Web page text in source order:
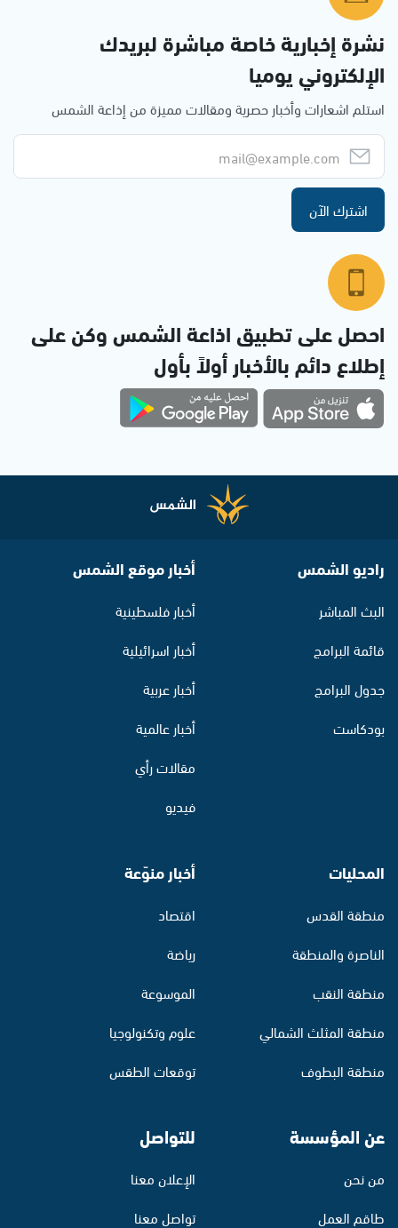
نشرة إخبارية خاصة مباشرة لبريدك
الإلكتروني يوميا
استلم اشعارات وأخبار حصرية ومقالات مميزة من إذاعة الشمس
اشترك الآن
احصل على تطبيق اذاعة الشمس وكن على
إطلاع دائم بالأخبار أولاً بأول
راديو الشمس
البث المباشر
قائمة البرامج
جدول البرامج
بودكاست
أخبار موقع الشمس
أخبار فلسطينية
أخبار اسرائيلية
أخبار عربية
أخبار عالمية
مقالات رأي
فيديو
المحليات
منطقة القدس
الناصرة والمنطقة
منطقة النقب
منطقة المثلث الشمالي
منطقة البطوف
أخبار منوّعة
اقتصاد
رياضة
الموسوعة
علوم وتكنولوجيا
توقعات الطقس
عن المؤسسة
من نحن
طاقم العمل
للتواصل
الإعلان معنا
تواصل معنا